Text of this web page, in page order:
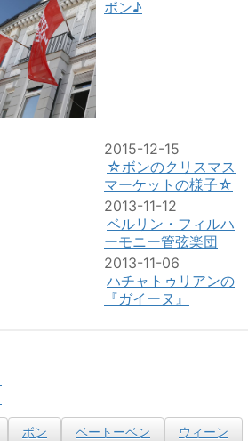
ボン♪
2015-12-15
☆ボンのクリスマス
マーケットの様子☆
2013-11-12
ベルリン・フィルハ
ーモニー管弦楽団
2013-11-06
ハチャトゥリアンの
『ガイーヌ』
ボン ベートーベン
ウィーン